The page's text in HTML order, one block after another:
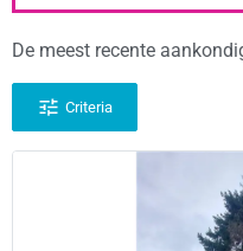
De meest recente
Criteria